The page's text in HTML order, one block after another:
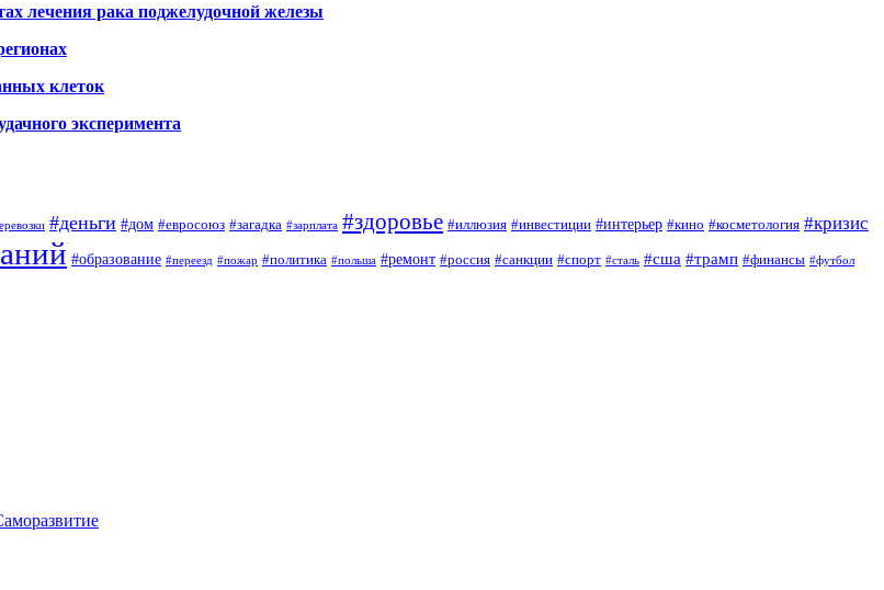
лечения рака поджелудочной железы
клеток
эксперимента
#деньги #дом #евросоюз #загадка #зарплата #здоровье #иллюзия #инвестиции #интерьер #кино #косметология #кризис
#образование #переезд #пожар #политика #польша #ремонт #россия #санкции #спорт #сталь #сша #трамп #финансы #футбол